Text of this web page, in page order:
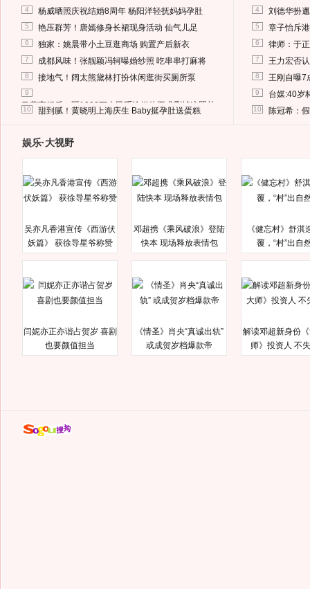
4 杨威晒照庆祝结婚8周年 杨阳洋轻抚妈妈孕肚
5 艳压群芳！唐嫣修身长裙现身活动 仙气儿足
6 独家：姚晨带小土豆逛商场 购置产后新衣
7 成都风味！张靓颖冯轲曝婚纱照 吃串串打麻将
8 接地气！阔太熊黛林打扮休闲逛街买厕所泵
9
马蓉离婚后，砸1000万人民币给媒体要求删掉这照片
10 甜到腻！黄晓明上海庆生 Baby挺孕肚送蛋糕
4 刘德华扮
5 章子怡斥
6 律师：于
7 王力宏否
8 王刚自曝7
9 台媒:40岁
10 陈冠希：
娱乐·大视野
吴亦凡香港宣传《西游伏
妖篇》 获徐导星爷称赞
邓超携《乘风破浪》登陆
快本 现场释放表情包
《健忘村》舒淇
覆，“村”出自
闫妮亦正亦谐占贺岁 喜剧
也要颜值担当
《情圣》肖央“真诚出轨”
或成贺岁档爆款帝
解读邓超新身份
师》投资人 不